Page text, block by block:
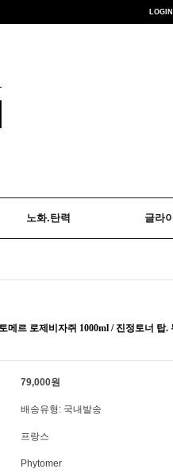
LOGIN
노화.탄력 글라
메르 로제비자쥐 1000ml / 진정토너 탑.
79,000원
배송유형: 국내발송
프랑스
Phytomer